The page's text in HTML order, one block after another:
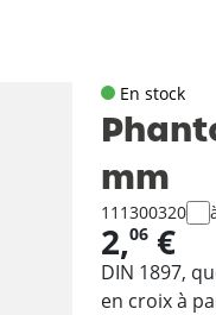
En stock
mm
111300320
2,06 €
DIN 1897,
en croix à